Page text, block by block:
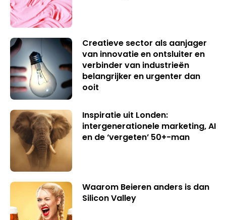
Creatieve sector als aanjager
van innovatie en ontsluiter en
verbinder van industrieën
belangrijker en urgenter dan
ooit
Inspiratie uit Londen:
intergenerationele marketing, AI
en de ‘vergeten’ 50+-man
Waarom Beieren anders is dan
Silicon Valley